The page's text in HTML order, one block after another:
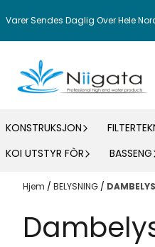
Hopp til innhold
Varer Sendes Daglig Over Hele
KONSTRUKSJON
KOI UTSTYR FÒR
BASSENG
Hjem / BELYSNING /